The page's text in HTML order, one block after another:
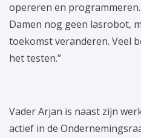
opereren en
Damen nog geen lasrobot,
toekomst veranderen. Veel
het testen.”
Vader Arjan is naast zijn
actief in de